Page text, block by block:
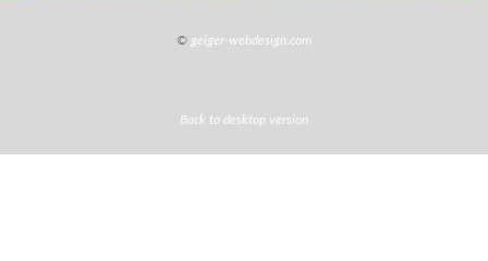
© geiger-webdesign.com
Back to desktop version